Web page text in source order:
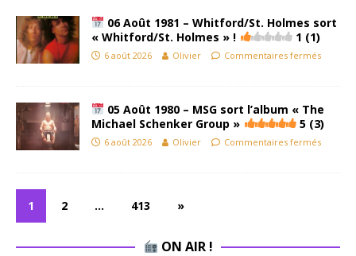
06 Août 1981 – Whitford/St. Holmes sort
« Whitford/St. Holmes » !
1 (1)
6 août 2026 Olivier Commentaires fermés
05 Août 1980 – MSG sort l’album « The
Michael Schenker Group »
5 (3)
6 août 2026 Olivier Commentaires fermés
1 2 … 413 »
ON AIR !